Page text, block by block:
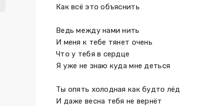
Как всё это объяснить
Ведь между нами нить
И меня к тебе тянет очень
Что у тебя в сердце
Я уже не знаю куда мне деться
Ты опять холодная как будто лёд
И даже весна тебя не вернёт